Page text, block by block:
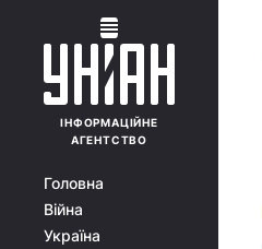
ІНФОРМАЦІЙНЕ
АГЕНТСТВО
Головна
Війна
Україна